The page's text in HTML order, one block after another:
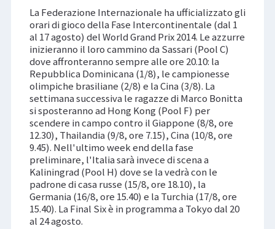
La Federazione Internazionale ha ufficializzato gli
orari di gioco della Fase Intercontinentale (dal 1
al 17 agosto) del World Grand Prix 2014. Le azzurre
inizieranno il loro cammino da Sassari (Pool C)
dove affronteranno sempre alle ore 20.10: la
Repubblica Dominicana (1/8), le campionesse
olimpiche brasiliane (2/8) e la Cina (3/8). La
settimana successiva le ragazze di Marco Bonitta
si sposteranno ad Hong Kong (Pool F) per
scendere in campo contro il Giappone (8/8, ore
12.30), Thailandia (9/8, ore 7.15), Cina (10/8, ore
9.45). Nell'ultimo week end della fase
preliminare, l'Italia sarà invece di scena a
Kaliningrad (Pool H) dove se la vedrà con le
padrone di casa russe (15/8, ore 18.10), la
Germania (16/8, ore 15.40) e la Turchia (17/8, ore
15.40). La Final Six è in programma a Tokyo dal 20
al 24 agosto.